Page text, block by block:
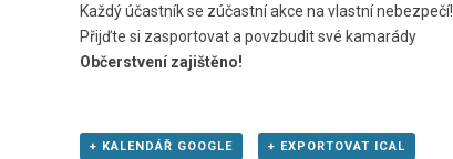
Každý účastník se zúčastní akce na vlastní nebezpečí!
Přijďte si zasportovat a povzbudit své kamarády
Občerstvení zajištěno!
+ KALENDÁŘ GOOGLE + EXPORTOVAT ICAL